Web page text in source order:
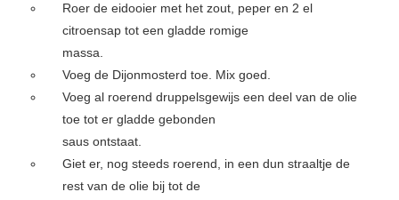
Roer de eidooier met het zout, peper en 2 el
citroensap tot een gladde romige
massa.
Voeg de Dijonmosterd toe. Mix goed.
Voeg al roerend druppelsgewijs een deel van de olie
toe tot er gladde gebonden
saus ontstaat.
Giet er, nog steeds roerend, in een dun straaltje de
rest van de olie bij tot de